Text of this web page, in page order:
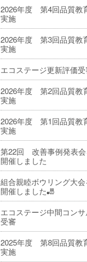
2026年度 第4回品質教
実施
2026年度 第3回品質教
実施
エコステージ更新評価受
2026年度 第2回品質教
実施
2026年度 第1回品質教
実施
第22回 改善事例発表会
開催しました
組合親睦ボウリング大会
開催しました🎳
エコステージ中間コン
受審
2025年度 第8回品質教
実施